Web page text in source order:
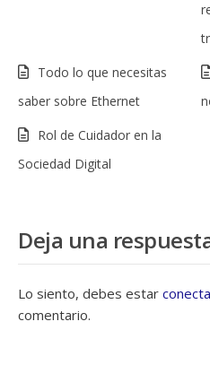
Todo lo que necesitas
saber sobre Ethernet
Rol de Cuidador en la
Sociedad Digital
Deja una
Lo siento, debes estar
comentario.